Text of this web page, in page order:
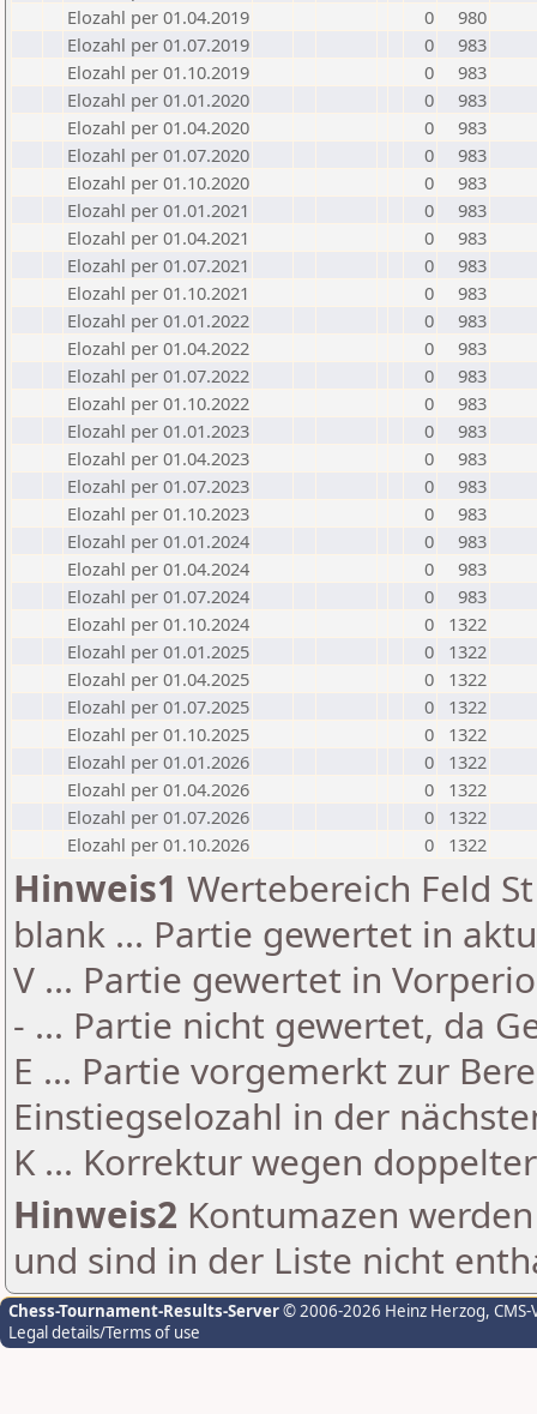
Elozahl per 01.04.2019
0
980
Elozahl per 01.07.2019
0
983
Elozahl per 01.10.2019
0
983
Elozahl per 01.01.2020
0
983
Elozahl per 01.04.2020
0
983
Elozahl per 01.07.2020
0
983
Elozahl per 01.10.2020
0
983
Elozahl per 01.01.2021
0
983
Elozahl per 01.04.2021
0
983
Elozahl per 01.07.2021
0
983
Elozahl per 01.10.2021
0
983
Elozahl per 01.01.2022
0
983
Elozahl per 01.04.2022
0
983
Elozahl per 01.07.2022
0
983
Elozahl per 01.10.2022
0
983
Elozahl per 01.01.2023
0
983
Elozahl per 01.04.2023
0
983
Elozahl per 01.07.2023
0
983
Elozahl per 01.10.2023
0
983
Elozahl per 01.01.2024
0
983
Elozahl per 01.04.2024
0
983
Elozahl per 01.07.2024
0
983
Elozahl per 01.10.2024
0
1322
Elozahl per 01.01.2025
0
1322
Elozahl per 01.04.2025
0
1322
Elozahl per 01.07.2025
0
1322
Elozahl per 01.10.2025
0
1322
Elozahl per 01.01.2026
0
1322
Elozahl per 01.04.2026
0
1322
Elozahl per 01.07.2026
0
1322
Elozahl per 01.10.2026
0 1322
Hinweis1 Wertebereich Feld
blank ... Partie gewertet in
V ... Partie gewertet in
- ... Partie nicht gewertet, da
E ... Partie vorgemerkt zur
Einstiegselozahl in der
K ... Korrektur wegen
Hinweis2 Kontumazen
und sind in der Liste nicht
Chess-Tournament-Results-Server© 2006-2026 Heinz Herzog,
Legal details/Terms of use